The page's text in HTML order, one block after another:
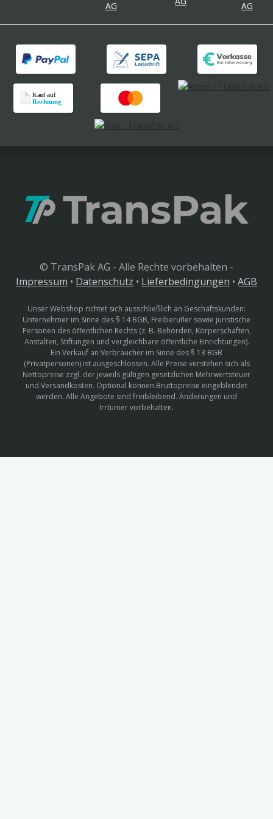
© TransPak AG - Alle Rechte vorbehalten -
Impressum • Datenschutz • Lieferbedingungen • AGB
Unser Webshop richtet sich ausschließlich an Geschäftskunden:
Unternehmer im Sinne des § 14 BGB, Freiberufler sowie juristische
Personen des öffentlichen Rechts (z. B. Behörden, Körperschaften,
Anstalten, Stiftungen und vergleichbare öffentliche Einrichtungen).
Ein Verkauf an Verbraucher im Sinne des § 13 BGB
(Privatpersonen) ist ausgeschlossen. Alle Preise verstehen sich als
Nettopreise zzgl. der jeweils gültigen gesetzlichen Mehrwertsteuer
und Versandkosten. Optional können Bruttopreise eingeblendet
werden. Alle Angebote sind freibleibend. Änderungen und
Irrtümer vorbehalten.